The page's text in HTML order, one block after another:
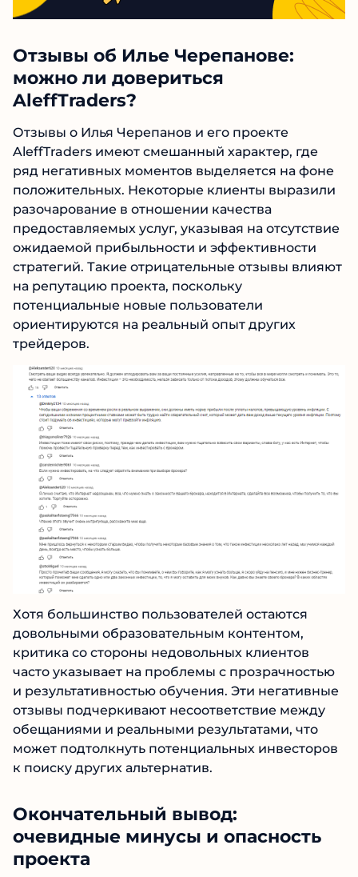
Отзывы об Илье Черепанове:
можно ли довериться
AleffTraders?
Отзывы о Илья Черепанов и его проекте
AleffTraders имеют смешанный характер, где
ряд негативных моментов выделяется на
фоне положительных. Некоторые клиенты
выразили разочарование в отношении
качества предоставляемых услуг, указывая на
отсутствие ожидаемой прибыльности и
эффективности стратегий. Такие
отрицательные отзывы влияют на репутацию
пользователи ориентируются на реальный
опыт других трейдеров.
Хотя большинство пользователей остаются
довольными образовательным контентом,
критика со стороны недовольных клиентов
часто указывает на проблемы с
прозрачностью и результативностью
обучения. Эти негативные отзывы
подчеркивают несоответствие между
может подтолкнуть потенциальных
инвесторов к поиску других альтернатив.
Samorph 4.9
Рекомендован экспертами Tehnoobzor
высокий ROI, честная статистика и сотни
Читать обзор